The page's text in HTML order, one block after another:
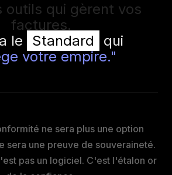
outils qui gèrent vos
factures.
le
Standard
qui
votre empire."
ne sera plus une option
sera une preuve de souveraineté.
pas un logiciel. C'est l'étalon or